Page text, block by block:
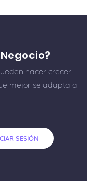
hacer crecer
mejor se adapta a
SESIÓN